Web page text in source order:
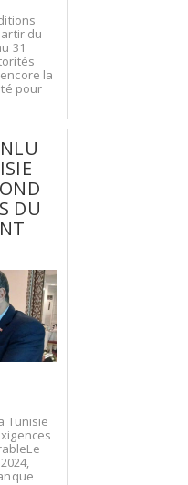
du
31
la
pour
DU
Tunisie